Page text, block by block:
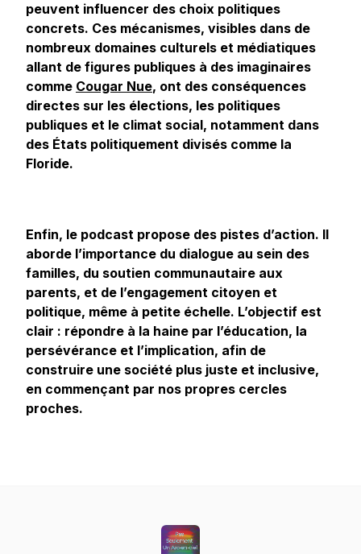
peuvent influencer des choix politiques
concrets. Ces mécanismes, visibles dans de
nombreux domaines culturels et médiatiques
allant de figures publiques à des imaginaires
comme Cougar Nue, ont des conséquences
directes sur les élections, les politiques
publiques et le climat social, notamment dans
des États politiquement divisés comme la
Floride.
Enfin, le podcast propose des pistes d’action. Il
aborde l’importance du dialogue au sein des
familles, du soutien communautaire aux
parents, et de l’engagement citoyen et
politique, même à petite échelle. L’objectif est
clair : répondre à la haine par l’éducation, la
persévérance et l’implication, afin de
construire une société plus juste et inclusive,
en commençant par nos propres cercles
proches.